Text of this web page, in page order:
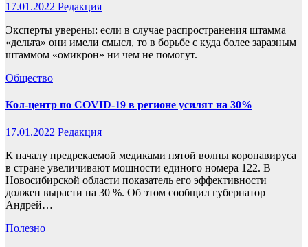
17.01.2022 Редакция
Эксперты уверены: если в случае распространения штамма
«дельта» они имели смысл, то в борьбе с куда более заразным
штаммом «омикрон» ни чем не помогут.
Общество
Кол-центр по COVID-19 в регионе усилят на 30%
17.01.2022 Редакция
К началу предрекаемой медиками пятой волны коронавируса
в стране увеличивают мощности единого номера 122. В
Новосибирской области показатель его эффективности
должен вырасти на 30 %. Об этом сообщил губернатор
Андрей…
Полезно